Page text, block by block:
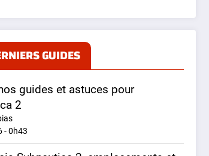
GUIDES
guides et astuces pour
2
- 0h43